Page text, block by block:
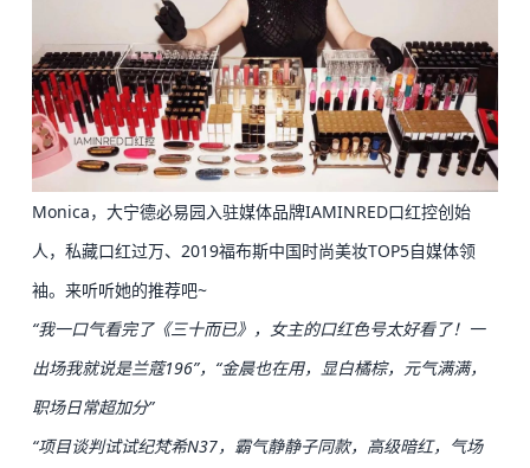
Monica，大宁德必易园入驻媒体品牌IAMINRED口红控创始
人，私藏口红过万、2019福布斯中国时尚美妆TOP5自媒体领
袖。来听听她的推荐吧~
“我一口气看完了《三十而已》，女主的口红色号太好看了！一
出场我就说是兰蔻196”，“金晨也在用，显白橘棕，元气满满，
职场日常超加分”
“项目谈判试试纪梵希N37，霸气静静子同款，高级暗红，气场